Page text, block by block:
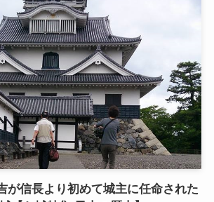
が信長より初めて城主に任命された